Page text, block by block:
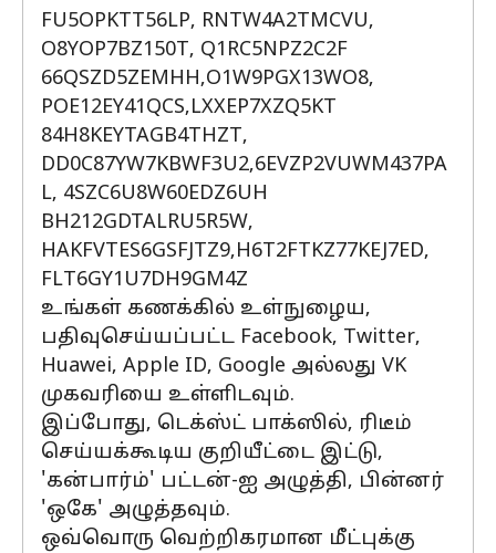
FU5OPKTT56LP, RNTW4A2TMCVU,
O8YOP7BZ150T, Q1RC5NPZ2C2F
66QSZD5ZEMHH,O1W9PGX13WO8,
POE12EY41QCS,LXXEP7XZQ5KT
84H8KEYTAGB4THZT,
DD0C87YW7KBWF3U2,6EVZP2VUWM437PA
L, 4SZC6U8W60EDZ6UH
BH212GDTALRU5R5W,
HAKFVTES6GSFJTZ9,H6T2FTKZ77KEJ7ED,
FLT6GY1U7DH9GM4Z
உங்கள் கணக்கில் உள்நுழைய,
பதிவுசெய்யப்பட்ட Facebook, Twitter,
Huawei, Apple ID, Google அல்லது VK
முகவரியை உள்ளிடவும்.
இப்போது, டெக்ஸ்ட் பாக்ஸில், ரிடீம்
செய்யக்கூடிய குறியீட்டை இட்டு,
'கன்பார்ம்' பட்டன்-ஐ அழுத்தி, பின்னர்
'ஒகே' அழுத்தவும்.
ஒவ்வொரு வெற்றிகரமான மீட்புக்கு